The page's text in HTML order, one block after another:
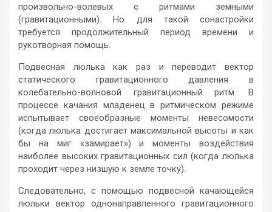
произвольно-волевых с ритмами земными
(гравитационными). Но для такой сонастройки
требуется продолжительный период времени и
рукотворная помощь.
Подвесная люлька как раз и переводит вектор
статического гравитационного давления в
колебательно-волновой гравитационный ритм. В
процессе качания младенец в ритмическом режиме
испытывает своеобразные моменты невесомости
(когда люлька достигает максимальной высоты и как
бы на миг «замирает») и моменты воздействия
наиболее высоких гравитационных сил (когда люлька
проходит через низшую к земле точку).
Следовательно, с помощью подвесной качающейся
люльки вектор однонаправленного гравитационного